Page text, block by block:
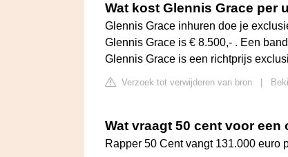
Wat kost Glennis Grace per
Glennis Grace inhuren doe je
Glennis Grace is € 8.500,- . Een
Glennis Grace is een richtprijs
Verzoek tot verwijderen van bron
Wat vraagt 50 cent voor een
Rapper 50 Cent vangt 131.000 euro